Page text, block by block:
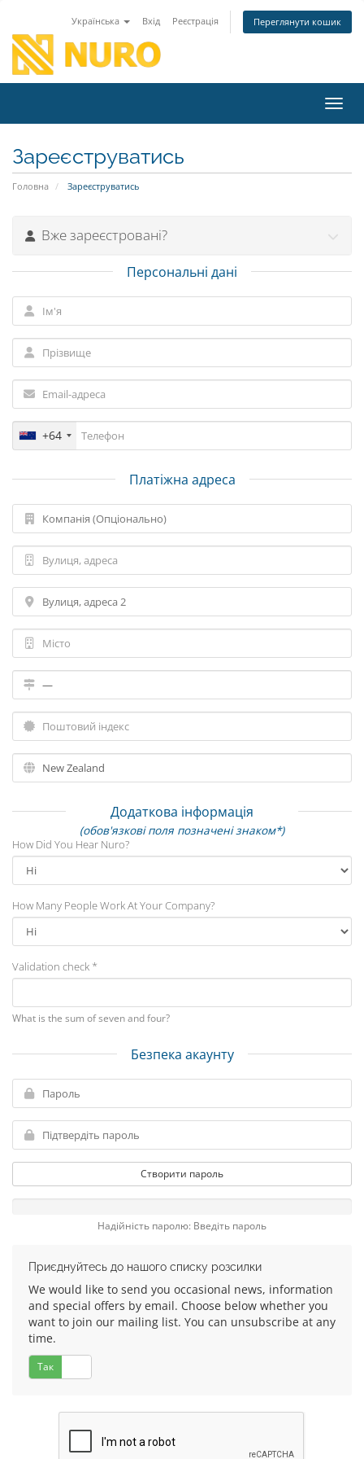
Українська Вхід Реєстрація Переглянути кошик
Зареєструватись
Головна Зареєструватись
Вже зареєстровані?
Персональні дані
+64
Платіжна адреса
Додаткова інформація
(обов'язкові поля позначені знаком*)
How Did You Hear Nuro?
How Many People Work At Your Company?
Validation check *
What is the sum of seven and four?
Безпека акаунту
Створити пароль
Надійність паролю: Введіть пароль
Приєднуйтесь до нашого списку розсилки
We would like to send you occasional news, information
and special offers by email. Choose below whether you
want to join our mailing list. You can unsubscribe at any
time.
Так